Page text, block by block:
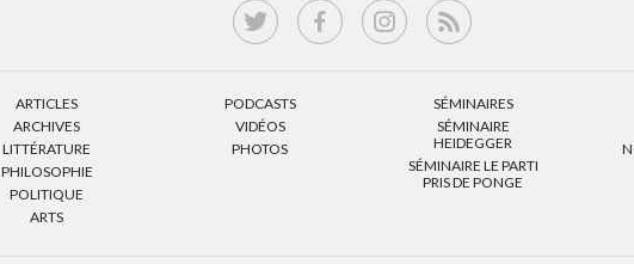
ARTICLES
ARCHIVES
LITTÉRATURE
PHILOSOPHIE
POLITIQUE
ARTS
PODCASTS
VIDÉOS
PHOTOS
SÉMINAIRES
SÉMINAIRE
HEIDEGGER
SÉMINAIRE LE PARTI
PRIS DE PONGE